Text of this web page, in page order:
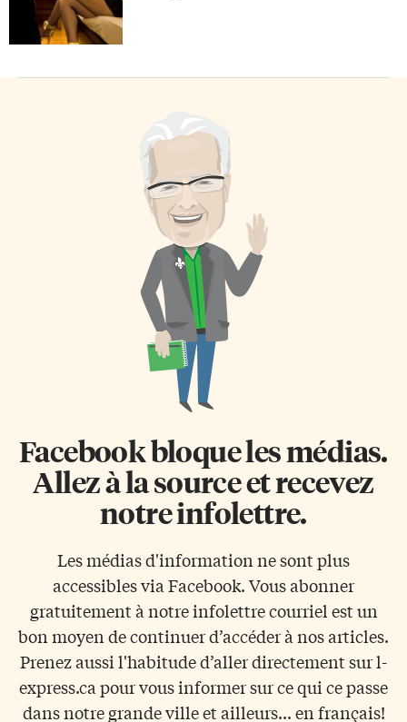
Facebook bloque les médias.
Allez à la source et recevez
notre infolettre.
Les médias d'information ne sont plus
accessibles via Facebook. Vous abonner
gratuitement à notre infolettre courriel est un
bon moyen de continuer d’accéder à nos articles.
Prenez aussi l'habitude d’aller directement sur l-
express.ca pour vous informer sur ce qui ce passe
dans notre grande ville et ailleurs... en français!